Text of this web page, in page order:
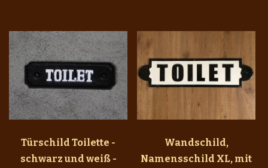
Türschild Toilette -
schwarz und weiß -
Wandschild,
Namensschild XL, mit